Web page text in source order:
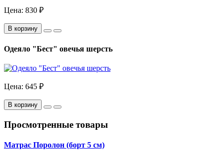
Цена: 830 ₽
В корзину
Одеяло "Бест" овечья шерсть
Цена: 645 ₽
В корзину
Просмотренные товары
Матрас Поролон (борт 5 см)